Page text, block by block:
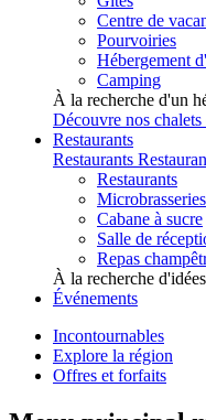
Centre de
Pourvoiries
Hébergement
Camping
À la recherche d'un
Découvre nos
Restaurants
Restaurants
Restaurants
Microbrasseries
Cabane à sucre
Salle de
Repas
À la recherche
Événements
Incontournables
Explore la région
Offres et forfaits